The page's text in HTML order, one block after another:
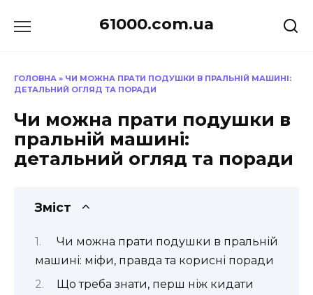
до
61000.com.ua
ГОЛОВНА » ЧИ МОЖНА ПРАТИ ПОДУШКИ В ПРАЛЬНІЙ МАШИНІ:
ДЕТАЛЬНИЙ ОГЛЯД ТА ПОРАДИ
Чи можна прати подушки в
пральній машині:
детальний огляд та поради
Зміст
Чи можна прати подушки в пральній
машині: міфи, правда та корисні поради
Що треба знати, перш ніж кидати